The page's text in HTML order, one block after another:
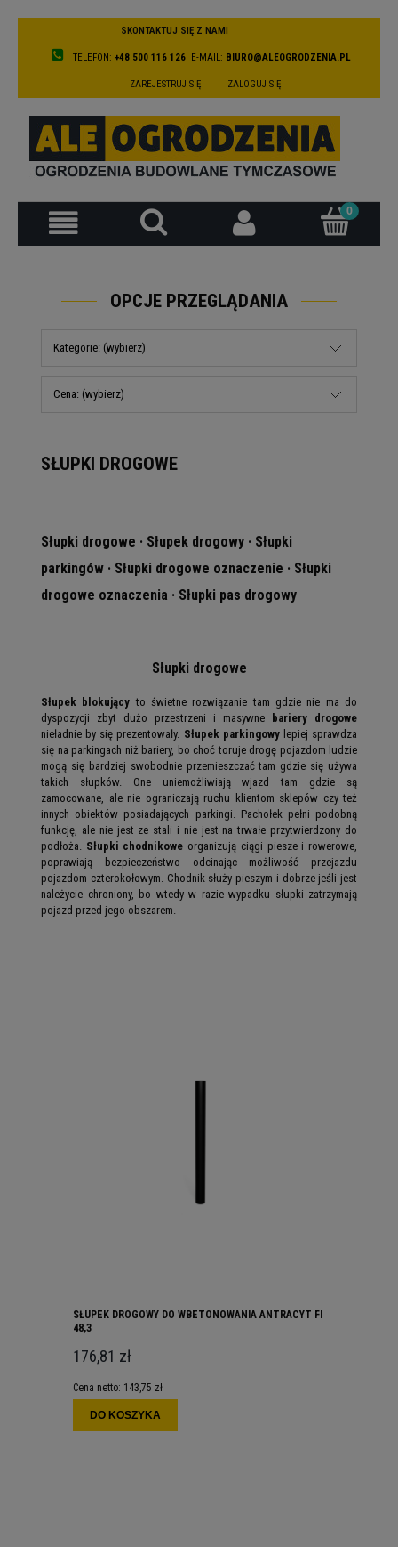
SKONTAKTUJ SIĘ Z NAMI
TELEFON: +48 500 116 126 E-MAIL: BIURO@ALEOGRODZENIA.PL
ZAREJESTRUJ SIĘ ZALOGUJ SIĘ
OPCJE PRZEGLĄDANIA
Kategorie: (wybierz)
Cena: (wybierz)
SŁUPKI DROGOWE
Słupki drogowe · Słupek drogowy · Słupki
parkingów · Słupki drogowe oznaczenie · Słupki
drogowe oznaczenia · Słupki pas drogowy
Słupki drogowe
Słupek blokujący to świetne rozwiązanie tam gdzie nie ma do
dyspozycji zbyt dużo przestrzeni i masywne
bariery drogowe
nieładnie by się prezentowały. Słupek parkingowylepiej sprawdza
się na parkingach niż bariery, bo choć toruje drogę pojazdom ludzie
mogą się bardziej swobodnie przemieszczać tam gdzie się używa
takich słupków. One uniemożliwiają wjazd tam gdzie są
zamocowane, ale nie ograniczają ruchu klientom sklepów czy też
innych obiektów posiadających parkingi. Pachołek pełni podobną
funkcję, ale nie jest ze stali i nie jest na trwałe przytwierdzony do
podłoża. Słupki chodnikowe organizują ciągi piesze i rowerowe,
poprawiają bezpieczeństwo odcinając możliwość przejazdu
pojazdom czterokołowym. Chodnik służy pieszym i dobrze jeśli jest
należycie chroniony, bo wtedy w razie wypadku słupki zatrzymają
pojazd przed jego obszarem.
SŁUPEK DROGOWY DO WBETONOWANIA ANTRACYT FI
48,3
176,81 zł
Cena netto: 143,75 zł
DO KOSZYKA